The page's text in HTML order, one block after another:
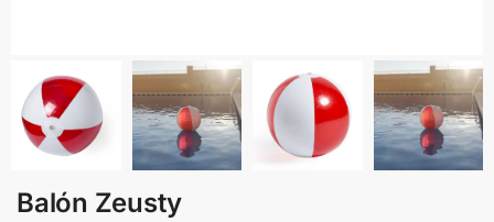
Balón Zeusty